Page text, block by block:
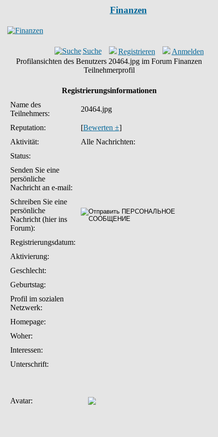
Finanzen
Suche Registrieren
Anmelden
Profilansichten des Benutzers 20464.jpg im Forum Finanzen
Teilnehmerprofil
Registrierungsinformationen
Name des
Teilnehmers:
20464.jpg
Reputation: [Bewerten ±]
Aktivität:
Alle Nachrichten:
Status:
Senden Sie eine
persönliche
Nachricht an e-mail:
Schreiben Sie eine
persönliche
Nachricht (hier ins
Forum):
Registrierungsdatum:
Aktivierung:
Geschlecht:
Geburtstag:
Profil im sozialen
Netzwerk:
Homepage:
Woher:
Interessen:
Unterschrift:
Avatar: